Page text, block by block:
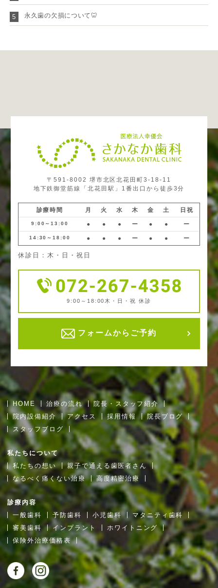
5 永久歯の欠損について🦷
〒591-8002 堺市北区北花田町3-18-11
地下鉄御堂筋線「北花田駅」1番出口から徒歩3分
診療時間 月 火 水 木 金 土 日祝
9:00～13:00 ● ● ● ー ● ● ー
14:30～18:00 ● ● ● ー ● ● ー
休診日：木・日・祝日
9:00～18:00 木・日・祝 休診
フォームからご予約
HOME 治療の流れ
院長・スタッフ紹介
院内設備紹介
アクセス 採用情報
院長ブログ
スタッフブログ
私たちについて
私たちの想い
親子で通える歯医者さん
なるべく痛くない治療
高度精密治療
診療内容
一般歯科
予防歯科 小児歯科
マタニティ歯科
審美歯科
インプラント
ホワイトニング
保険外治療価格表